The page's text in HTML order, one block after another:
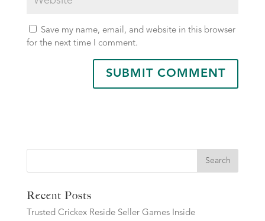
Save my name, email, and website in this browser
for the next time I comment.
Search
Recent Posts
Trusted Crickex Reside Seller Games Inside